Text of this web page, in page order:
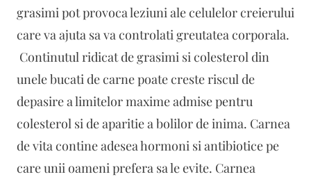
grasimi pot provoca leziuni ale celulelor creierului
care va ajuta sa va controlati greutatea corporala.
Continutul ridicat de grasimi si colesterol din
unele bucati de carne poate creste riscul de
depasire a limitelor maxime admise pentru
colesterol si de aparitie a bolilor de inima. Carnea
de vita contine adesea hormoni si antibiotice pe
care unii oameni prefera sa le evite. Carnea